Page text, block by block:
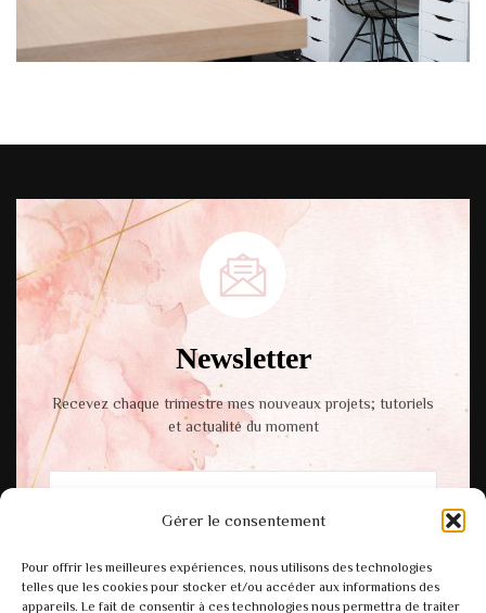
Gérer le consentement
Pour offrir les meilleures expériences, nous utilisons des technologies
telles que les cookies pour stocker et/ou accéder aux informations des
appareils. Le fait de consentir à ces technologies nous permettra de traiter
Newsletter
Recevez chaque trimestre mes nouveaux projets; tutoriels
et actualité du moment
politique de confidentialité.